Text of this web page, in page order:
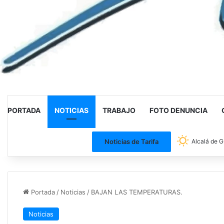
PORTADA NOTICIAS TRABAJO FOTO DENUNCIA
Noticias de Tarifa Alcalá de
Portada/ Noticias / BAJAN LAS TEMPERATURAS.
Noticias